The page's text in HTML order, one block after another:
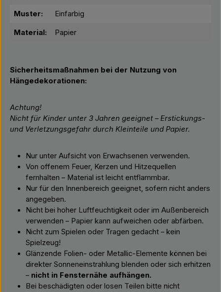
Muster: Einfarbig
Material: Papier
Sicherheitsmaßnahmen bei der Nutzung von
Hängedekorationen:
Achtung!
Nicht für Kinder unter 3 Jahren geeignet – Erstickungs-
und Verletzungsgefahr durch Kleinteile und Papier.
Nur unter Aufsicht von Erwachsenen verwenden.
Von offenem Feuer, Kerzen und Hitzequellen
fernhalten – Material ist leicht entflammbar.
Nur für den Innenbereich geeignet, sofern nicht anders
angegeben.
Nicht bei hoher Luftfeuchtigkeit oder im Außenbereich
verwenden – Papier kann aufweichen oder abfärben.
Nicht zum Spielen oder Tragen gedacht – kein
Spielzeug!
Glänzende Folien- oder Metallic-Elemente können bei
direkter Sonneneinstrahlung blenden oder sich erhitzen
– nicht in Fensternähe aufhängen.
Bei beschädigten oder losen Teilen bitte nicht